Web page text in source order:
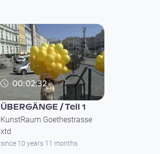
00:02:32
ÜBERGÄNGE / Teil 1
KunstRaum Goethestrasse
xtd
since 10 years 11 months